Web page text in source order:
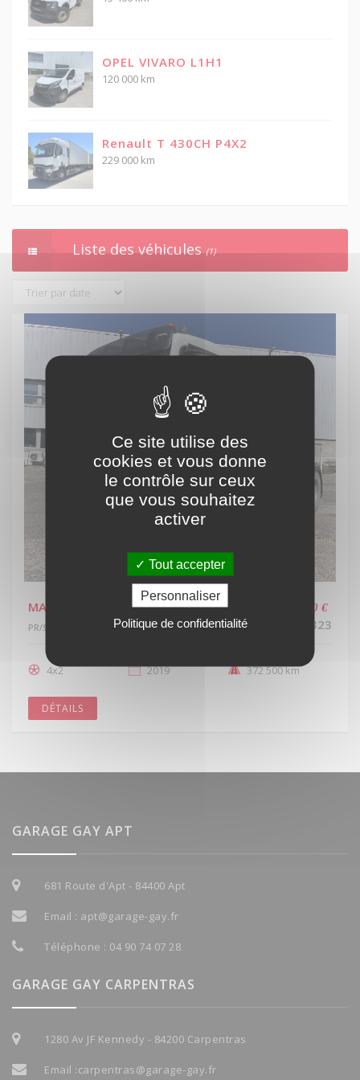
OPEL VIVARO L1H1
120 000 km
Renault T 430CH P4X2
229 000 km
Liste des véhicules(1)
MAN TGS 18.500
PR/SREM TGS
40 000,00 €
Réf.: EX323
4x2 2019 372 500 km
DÉTAILS
GARAGE GAY APT
681 Route d'Apt - 84400 Apt
Email : apt@garage-gay.fr
Téléphone : 04 90 74 07 28
GARAGE GAY CARPENTRAS
1280 Av JF Kennedy - 84200 Carpentras
Email :carpentras@garage-gay.fr
Ce site utilise des
cookies et vous donne
le contrôle sur ceux
que vous souhaitez
activer
Tout accepter
Personnaliser
Politique de confidentialité